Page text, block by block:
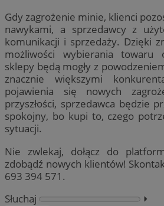
Gdy zagrożenie minie, klienci
nawykami, a sprzedawcy z
komunikacji i sprzedaży. Dzięki
możliwości wybierania towaru
sklepy będą mogły z
znacznie większymi
pojawienia się nowych
przyszłości, sprzedawca będzie
spokojny, bo kupi to, czego
sytuacji.
Nie zwlekaj, dołącz do
zdobądź nowych klientów!
693 394 571.
Słuchaj
⏵︎